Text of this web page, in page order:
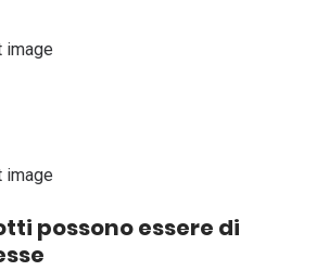
possono essere di